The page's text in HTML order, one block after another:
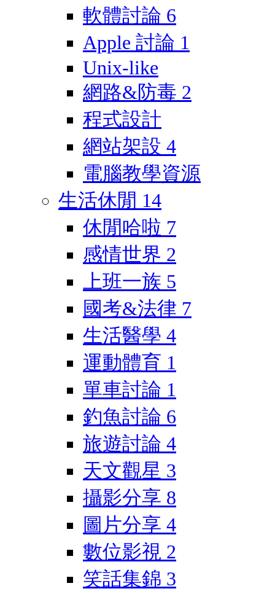
軟體討論 6
Apple 討論 1
Unix-like
網路&防毒 2
程式設計
網站架設 4
電腦教學資源
生活休閒 14
休閒哈啦 7
感情世界 2
上班一族 5
國考&法律 7
生活醫學 4
運動體育 1
單車討論 1
釣魚討論 6
旅遊討論 4
天文觀星 3
攝影分享 8
圖片分享 4
數位影視 2
笑話集錦 3